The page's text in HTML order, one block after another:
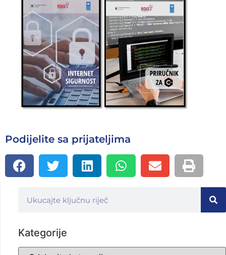
Podijelite sa prijateljima
Kategorije